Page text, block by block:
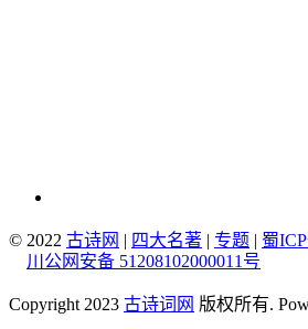
© 2022 古诗网 | 四大名著 | 专题 | 蜀
川公网安备 51208102000011号
Copyright 2023 古诗词网 版权所有.